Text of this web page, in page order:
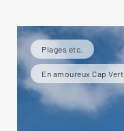
Plages etc.
En amoureux Cap Vert